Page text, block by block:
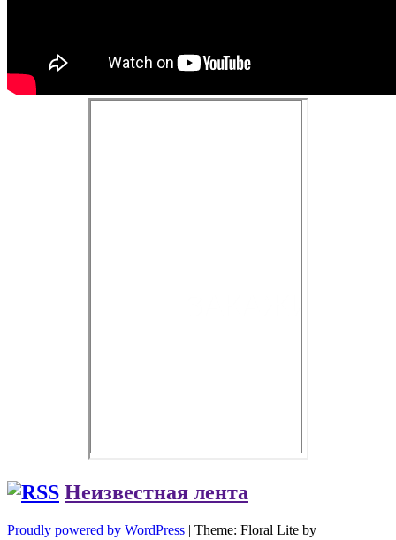
Неизвестная лента
Proudly powered by WordPress | Theme: Floral Lite by